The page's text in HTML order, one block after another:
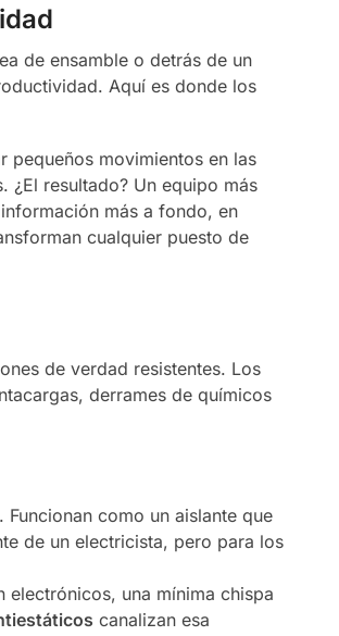
de ensamble o detrás de un
Aquí es donde los
pequeños movimientos en las
resultado? Un equipo más
más a fondo, en
cualquier puesto de
de verdad resistentes. Los
derrames de químicos
como un aislante que
de un electricista, pero para los
electrónicos, una mínima chispa
canalizan esa